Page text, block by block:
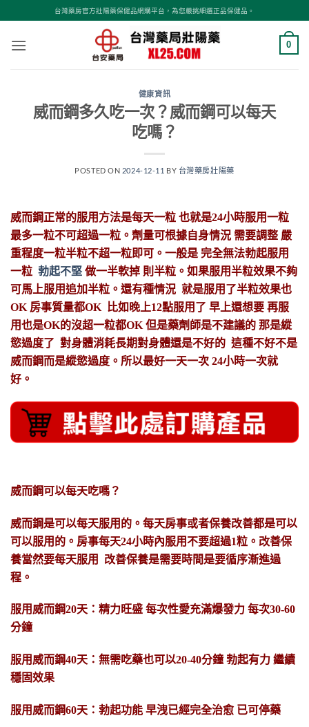
轉
台灣藥房官方壯陽藥保健品網購平台，為您嚴挑細選正品保健品。
0
健康資訊
威而鋼多久吃一次？威而鋼可以每天
吃嗎？
POSTED ON 2024-12-11 BY 台灣藥房壯陽藥
威而鋼正常的服用方法是每天一粒 也就是24小時服用一粒
最多一粒不可超過一粒。劑量可根據自身情況 需要調整 嚴
重程度一粒半粒不超一粒即可。一般是 完全無法勃起服用
一粒 勃起不堅 做一半軟掉 則半粒。如果服用半粒效果不夠
可馬上服用追加半粒。還有種情況 就是服用了半粒效果也
OK 房事質量都OK 比如晚上12點服用了 早上還想要 再服
用也是OK的沒超一粒都OK 但是藥劑師是不建議的 那是縱
慾過度了 對身體消耗長期對身體還是不好的 這種不好不是
威而鋼而是縱慾過度。所以最好一天一次 24小時一次就
好。
威而鋼可以每天吃嗎？
威而鋼是可以每天服用的。每天房事或者保養改善都是可以
可以服用的。房事每天24小時內服用不要超過1粒。改善保
養當然要每天服用 改善保養是需要時間是要循序漸進過
程。
服用 威而鋼20天：精力旺盛 每次性愛充滿爆發力 每次30-60
分鐘
服用威而鋼40天：無需吃藥也可以20-40分鐘 勃起有力 繼續
穩固效果
服用威而鋼60天：勃起功能 早洩已經完全治愈 已可停藥